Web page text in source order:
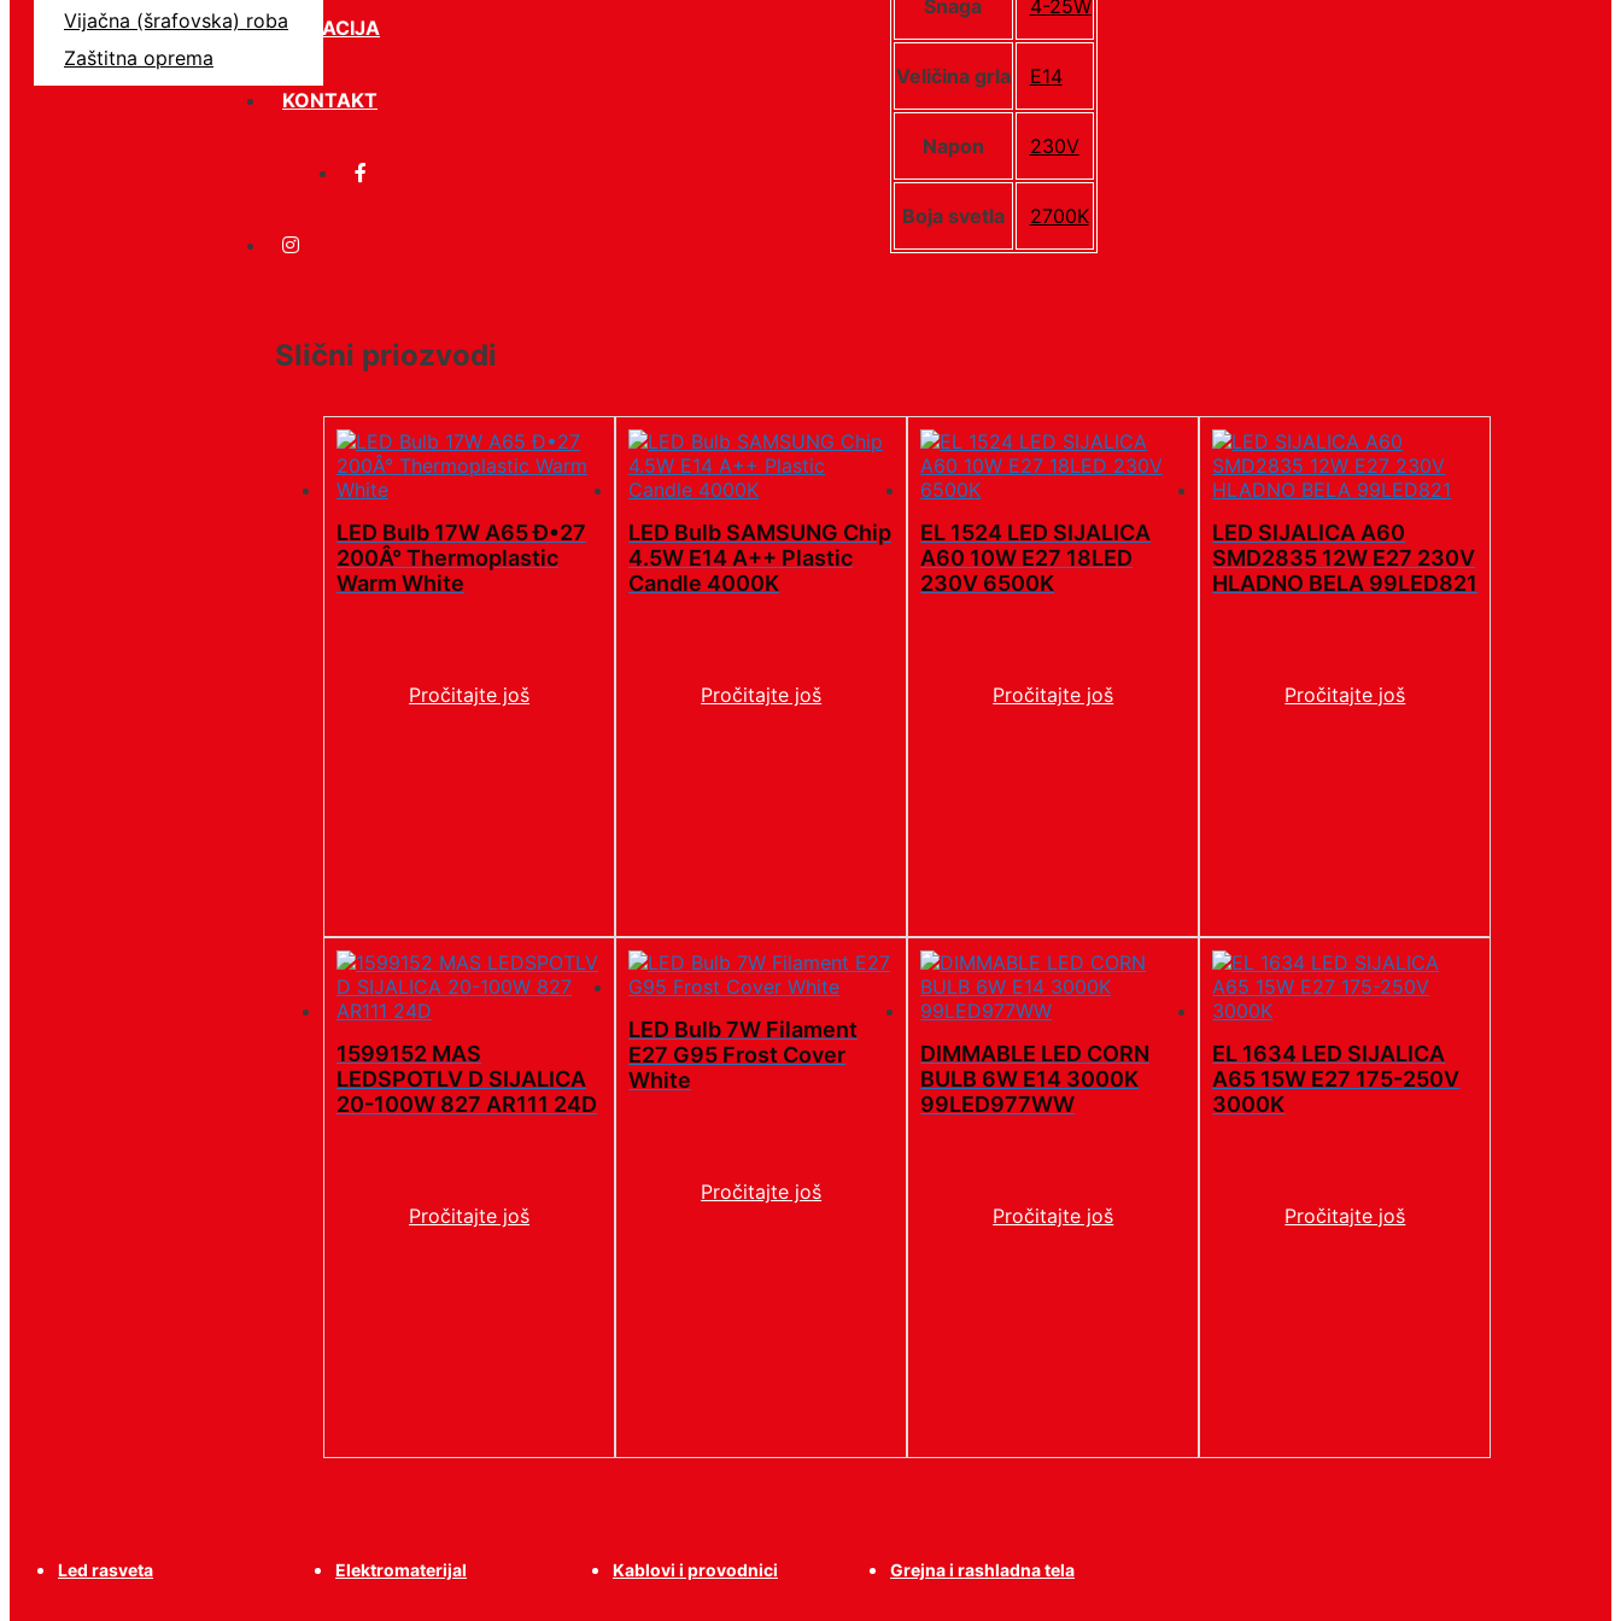
LOKACIJA
KONTAKT
Vijačna (šrafovska) roba
Zaštitna oprema
Snaga 4-25W
Veličina grla E14
Napon 230V
Boja svetla 2700K
Slični priozvodi
LED Bulb 17W A65 Ð•27
200Â° Thermoplastic
Warm White
Pročitajte još
LED Bulb SAMSUNG Chip
4.5W E14 A++ Plastic
Candle 4000K
Pročitajte još
EL 1524 LED SIJALICA
A60 10W E27 18LED
230V 6500K
Pročitajte još
LED SIJALICA A60
SMD2835 12W E27 230V
HLADNO BELA 99LED821
Pročitajte još
1599152 MAS
LEDSPOTLV D SIJALICA
20-100W 827 AR111 24D
Pročitajte još
LED Bulb 7W Filament
E27 G95 Frost Cover
White
Pročitajte još
DIMMABLE LED CORN
BULB 6W E14 3000K
99LED977WW
Pročitajte još
EL 1634 LED SIJALICA
A65 15W E27 175-250V
3000K
Pročitajte još
Led rasveta Elektromaterijal Kablovi i provodnici Grejna i rashladna tela